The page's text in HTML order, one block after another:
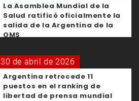
La Asamblea Mundial de la
Salud ratificó oficialmente la
salida de la Argentina de la
OMS
30 de abril de 2026
Argentina retrocede 11
puestos en el ranking de
libertad de prensa mundial